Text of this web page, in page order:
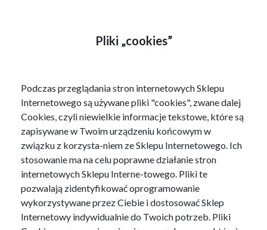
Pliki „cookies”
Podczas przeglądania stron internetowych Sklepu
Internetowego są używane pliki "cookies", zwane dalej
Cookies, czyli niewielkie informacje tekstowe, które są
zapisywane w Twoim urządzeniu końcowym w
związku z korzysta-niem ze Sklepu Internetowego. Ich
stosowanie ma na celu poprawne działanie stron
internetowych Sklepu Interne-towego. Pliki te
pozwalają zidentyfikować oprogramowanie
wykorzystywane przez Ciebie i dostosować Sklep
Internetowy indywidualnie do Twoich potrzeb. Pliki